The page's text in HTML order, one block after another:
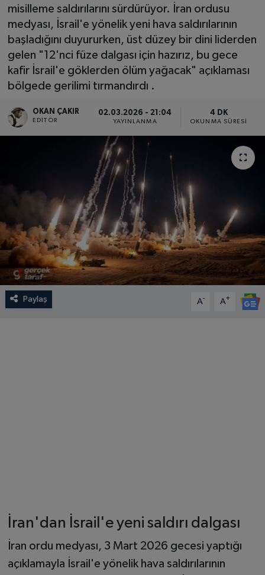
misilleme saldırılarını sürdürüyor. İran ordusu
medyası, İsrail'e yönelik yeni hava saldırılarının
başladığını duyururken, üst düzey bir dini liderden
gelen "12'nci füze dalgası için hazırız, bu gece
kafir İsrail'e göklerden ölüm yağacak" açıklaması
bölgede gerilimi tırmandırdı .
OKAN ÇAKIR
EDITÖR
02.03.2026 - 21:04
YAYINLANMA
4 DK
OKUNMA SÜRESI
Paylaş A- A+
İran'dan İsrail'e yeni saldırı dalgası
İran ordu medyası, 3 Mart 2026 gecesi yaptığı
açıklamayla İsrail'e yönelik hava saldırılarının
EKONOMİ
TEKNOLOJİ
YAŞAM